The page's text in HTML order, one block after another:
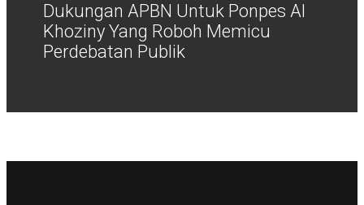
Dukungan APBN Untuk Ponpes Al
Khoziny Yang Roboh Memicu
Perdebatan Publik